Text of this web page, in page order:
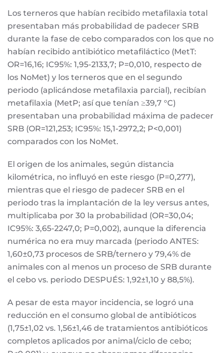
Los terneros que habían recibido metafilaxia total
presentaban más probabilidad de padecer SRB
durante la fase de cebo comparados con los que no
habían recibido antibiótico metafiláctico (MetT:
OR=16,16; IC95%: 1,95-2133,7; P=0,010, respecto de
los NoMet) y los terneros que en el segundo
periodo (aplicándose metafilaxia parcial), recibían
metafilaxia (MetP; así que tenían ≥39,7 °C)
presentaban una probabilidad máxima de padecer
SRB (OR=121,253; IC95%: 15,1-2972,2; P<0,001)
comparados con los NoMet.
El origen de los animales, según distancia
kilométrica, no influyó en este riesgo (P=0,277),
mientras que el riesgo de padecer SRB en el
periodo tras la implantación de la ley versus antes,
multiplicaba por 30 la probabilidad (OR=30,04;
IC95%: 3,65-2247,0; P=0,002), aunque la diferencia
numérica no era muy marcada (periodo ANTES:
1,60±0,73 procesos de SRB/ternero y 79,4% de
animales con al menos un proceso de SRB durante
el cebo vs. periodo DESPUÉS: 1,92±1,10 y 88,5%).
A pesar de esta mayor incidencia, se logró una
reducción en el consumo global de antibióticos
(1,75±1,02 vs. 1,56±1,46 de tratamientos antibióticos
completos aplicados por animal/ciclo de cebo;